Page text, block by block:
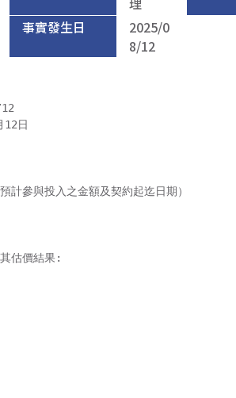
事實發生日
2025/0
8/12
12日
計參與投入之金額及契約起迄日期）
估價結果: